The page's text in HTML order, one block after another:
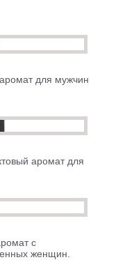
для мужчин
аромат для
с
женщин.